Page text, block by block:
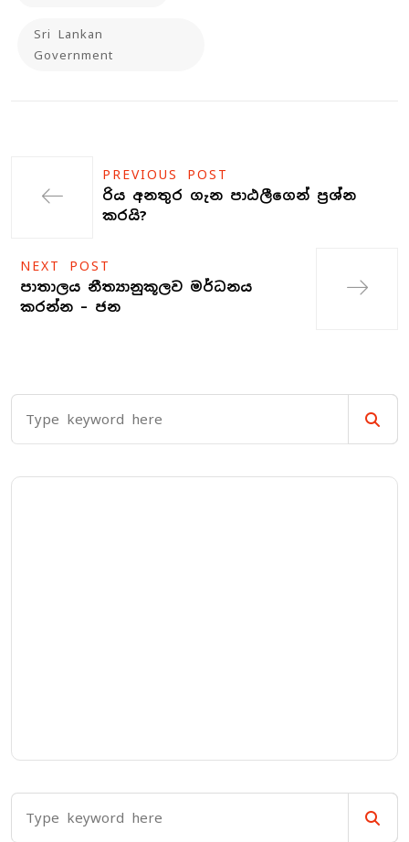
Sri Lankan
Government
PREVIOUS POST
රිය අනතුර ගැන පාඨලීගෙන් ප්‍රශ්න
කරයි?
NEXT POST
පාතාලය නීත්‍යානුකූලව මර්ධනය
කරන්න – ජන